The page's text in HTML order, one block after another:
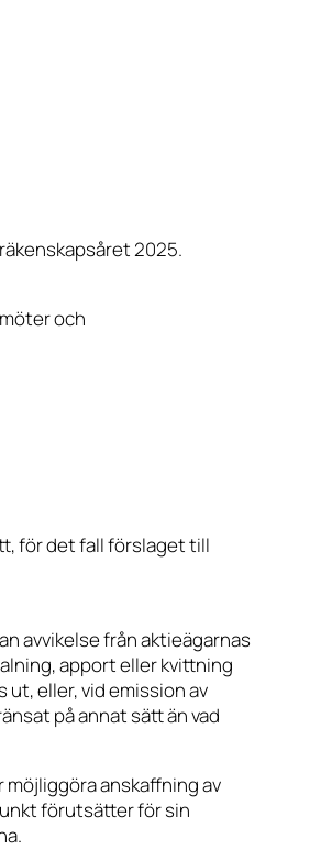
2025.
och
för det fall förslaget till
avvikelse från aktieägarnas
apport eller kvittning
ut, eller, vid emission av
på annat sätt än vad
anskaffning av
förutsätter för sin